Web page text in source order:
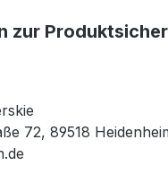
zur
72, 89518